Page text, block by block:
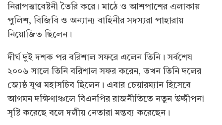
নিরাপত্তাবেষ্টনী তৈরি করে। মাঠে ও আশপাশের এলাকায়
পুলিশ, বিজিবি ও অন্যান্য বাহিনীর সদস্যরা পাহারায়
নিয়োজিত ছিলেন।
দীর্ঘ দুই দশক পর বরিশাল সফরে এলেন তিনি। সর্বশেষ
২০০৬ সালে তিনি বরিশাল সফর করেন, তখন তিনি দলের
জ্যেষ্ঠ যুগ্ম মহাসচিব ছিলেন। এবার চেয়ারম্যান হিসেবে
আগমন দক্ষিণাঞ্চলে বিএনপির রাজনীতিতে নতুন উদ্দীপনা
সৃষ্টি করেছে বলে দলীয় নেতারা মন্তব্য করেছেন।